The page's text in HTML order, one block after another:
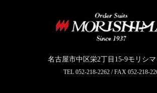
名古屋市中区栄2丁目15-9モリシ
TEL 052-218-2262 / FAX 052-218-